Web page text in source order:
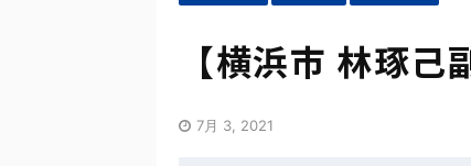
【横浜市 林琢
7月 3, 2021